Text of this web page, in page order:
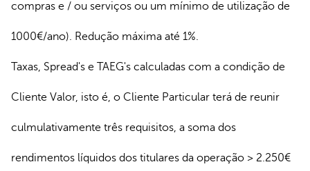
compras e / ou serviços ou um mínimo de utilização de
1000€/ano). Redução máxima até 1%.
Taxas, Spread's e TAEG's calculadas com a condição de
Cliente Valor, isto é, o Cliente Particular terá de reunir
culmulativamente três requisitos, a soma dos
rendimentos líquidos dos titulares da operação > 2.250€